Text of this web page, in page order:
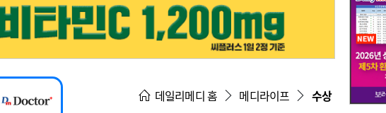
공시 지침·기준·평가 약제급여 심사 결과
데일리메디 홈 메디라이프 수상